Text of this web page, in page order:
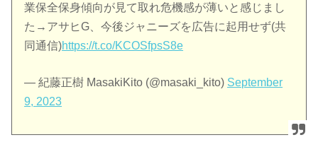
業保全保身傾向が見て取れ危機感が薄いと感じまし
た→アサヒG、今後ジャニーズを広告に起用せず(共
同通信)https://t.co/KCOSfpsS8e
— 紀藤正樹 MasakiKito (@masaki_kito) September
9, 2023